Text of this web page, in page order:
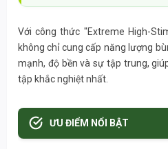
Với công thức "Extreme High-
không chỉ cung cấp năng lượng
mạnh, độ bền và sự tập trung,
tập khắc nghiệt nhất.
ƯU ĐIỂM NỔI BẬT